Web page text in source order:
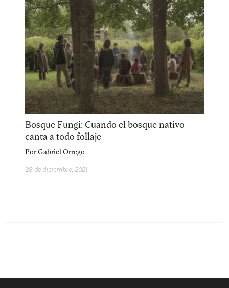
Bosque Fungi: Cuando el bosque nativo
canta a todo follaje
PorGabriel Orrego
28 de diciembre, 2021